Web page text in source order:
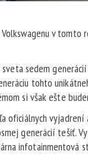
v tomto
sedem
tohto
si však ešte
oficiálnych
generácií tešiť.
infotainmentová